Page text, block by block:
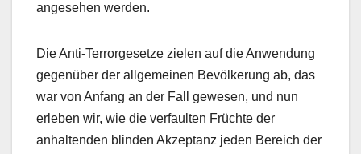
angesehen werden.
Die Anti-Terrorgesetze zielen auf die Anwendung
gegenüber der allgemeinen Bevölkerung ab, das
war von Anfang an der Fall gewesen, und nun
erleben wir, wie die verfaulten Früchte der
anhaltenden blinden Akzeptanz jeden Bereich der